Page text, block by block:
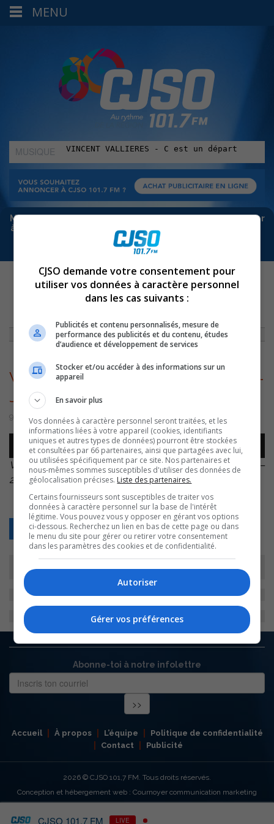
MUSIQUE
:
Meta bloque les infos sur Facebook. Pour ne rien manquer
à Sorel-Tracy et la région, abonne-toi à notre infolettre :
ACTUALITÉS»SAINT-JOSEPH-DE-SOREL A MAINTENANT SON
Vincent Deguise – Archives Saint-
Joseh-de-Sorel – 20220909
9 septembre 2022 | Par Sylvain Rochon
Lecteur
audio
00:00 00:00
Vincent Deguise – Archives Saint-Joseh-de-Sorel –
20220909.
Retour
Abonne-toi à notre infolettre
Accueil À propos L’équipe
Politique de confidentialité
Contact
Publicité
2026 © CJSO 101,7 FM. Tous droits réservés.
Conception et hébergement web : Cournoyer communication marketing
CJSO 101,7 FM LIVE
MENU
CJSO demande votre consentement pour
utiliser vos données à caractère personnel
dans les cas suivants :
Publicités et contenu personnalisés, mesure de
performance des publicités et du contenu, études
d’audience et développement de services
Stocker et/ou accéder à des informations sur un
appareil
En savoir plus
Vos données à caractère personnel seront traitées, et les
informations liées à votre appareil (cookies, identifiants
uniques et autres types de données) pourront être stockées
et consultées par 66 partenaires, ainsi que partagées avec lui,
ou utilisées spécifiquement par ce site. Nos partenaires et
nous-mêmes sommes susceptibles d'utiliser des données de
géolocalisation précises. Liste des partenaires.
Certains fournisseurs sont susceptibles de traiter vos
données à caractère personnel sur la base de l'intérêt
légitime. Vous pouvez vous y opposer en gérant vos options
ci-dessous. Recherchez un lien en bas de cette page ou dans
le menu du site pour gérer ou retirer votre consentement
dans les paramètres des cookies et de confidentialité.
Autoriser
Gérer vos préférences